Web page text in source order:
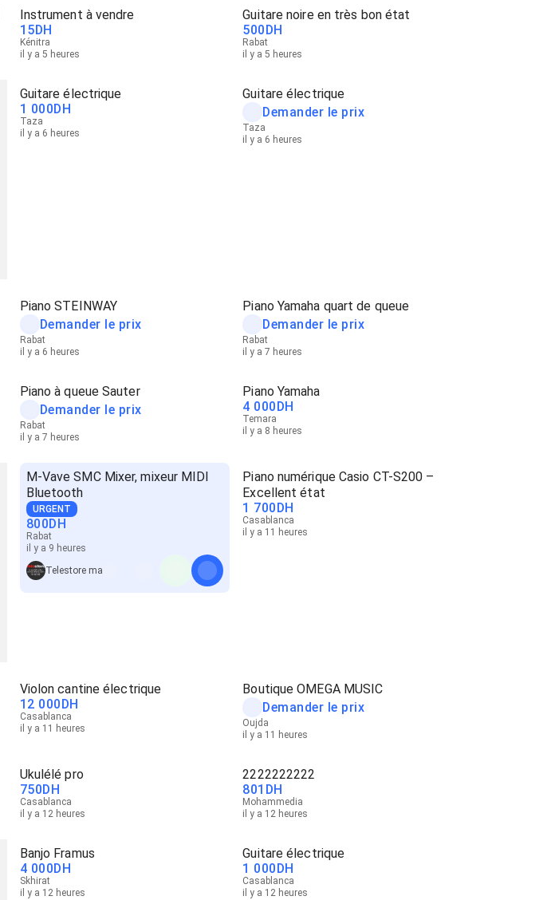
Instrument à vendre
15DH
Kénitra
il y a 5 heures
Guitare noire en très bon état
500DH
Rabat
il y a 5 heures
Guitare électrique
1 000DH
Taza
il y a 6 heures
Guitare électrique
Demander le prix
Taza
il y a 6 heures
Piano STEINWAY
Demander le prix
Rabat
il y a 6 heures
Piano Yamaha quart de queue
Demander le prix
Rabat
il y a 7 heures
Piano à queue Sauter
Demander le prix
Rabat
il y a 7 heures
Piano Yamaha
4 000DH
Temara
il y a 8 heures
M-Vave SMC Mixer, mixeur MIDI
Bluetooth
URGENT
800DH
Rabat
il y a 9 heures
Telestore ma
Piano numérique Casio CT-S200 –
Excellent état
1 700DH
Casablanca
il y a 11 heures
Violon cantine électrique
12 000DH
Casablanca
il y a 11 heures
Boutique OMEGA MUSIC
Demander le prix
Oujda
il y a 11 heures
Ukulélé pro
750DH
Casablanca
il y a 12 heures
2222222222
801 DH
Mohammedia
il y a 12 heures
Banjo Framus
4 000DH
Skhirat
il y a 12 heures
Guitare électrique
1 000DH
Casablanca
il y a 12 heures